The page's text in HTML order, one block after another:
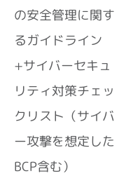
の安全管理に関す
るガイドライン
+サイバーセキュ
リティ対策チェッ
クリスト（サイバ
ー攻撃を想定した
BCP含む）